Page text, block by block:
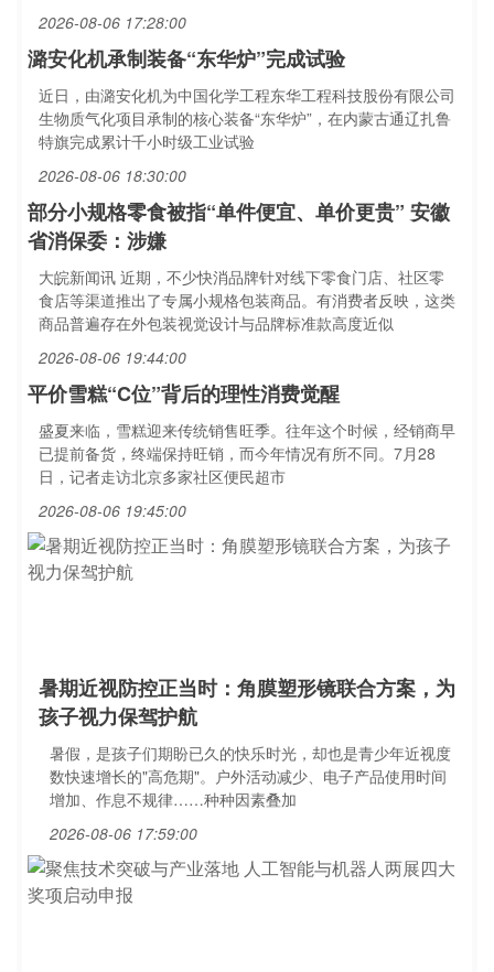
2026-08-06 17:28:00
潞安化机承制装备“东华炉”完成试验
近日，由潞安化机为中国化学工程东华工程科技股份有限公司
生物质气化项目承制的核心装备“东华炉”，在内蒙古通辽扎鲁
特旗完成累计千小时级工业试验
2026-08-06 18:30:00
部分小规格零食被指“单件便宜、单价更贵” 安徽
省消保委：涉嫌
大皖新闻讯 近期，不少快消品牌针对线下零食门店、社区零
食店等渠道推出了专属小规格包装商品。有消费者反映，这类
商品普遍存在外包装视觉设计与品牌标准款高度近似
2026-08-06 19:44:00
平价雪糕“C位”背后的理性消费觉醒
盛夏来临，雪糕迎来传统销售旺季。往年这个时候，经销商早
已提前备货，终端保持旺销，而今年情况有所不同。7月28
日，记者走访北京多家社区便民超市
2026-08-06 19:45:00
暑期近视防控正当时：角膜塑形镜联合方案，为
孩子视力保驾护航
暑假，是孩子们期盼已久的快乐时光，却也是青少年近视度
数快速增长的"高危期"。户外活动减少、电子产品使用时间
增加、作息不规律……种种因素叠加
2026-08-06 17:59:00